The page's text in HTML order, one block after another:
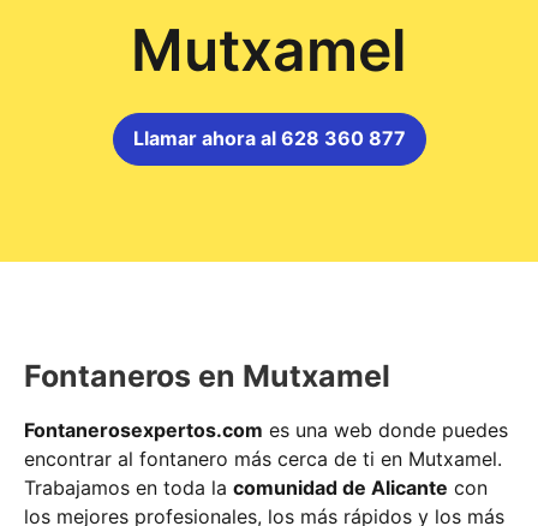
Mutxamel
Llamar ahora al 628 360 877
Fontaneros en Mutxamel
Fontanerosexpertos.com es una web donde puedes
encontrar al fontanero más cerca de ti en Mutxamel.
Trabajamos en toda la comunidad de Alicante con
los mejores profesionales, los más rápidos y los más